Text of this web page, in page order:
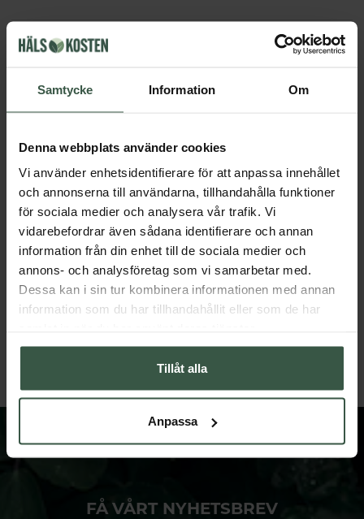
Samtycke Information Om
Denna webbplats använder cookies
Vi använder enhetsidentifierare för att anpassa innehållet
och annonserna till användarna, tillhandahålla funktioner
för sociala medier och analysera vår trafik. Vi
vidarebefordrar även sådana identifierare och annan
information från din enhet till de sociala medier och
annons- och analysföretag som vi samarbetar med.
Dessa kan i sin tur kombinera informationen med annan
information som du har tillhandahållit eller som de har
Tillåt alla
Anpassa
Andra köpte också
Kokosolja 500ml
Pureness
Ricinolja 500ml
Better You
FÅ VÅRT NYHETSBREV